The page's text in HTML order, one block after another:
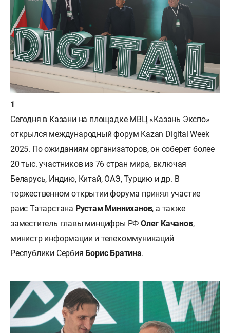
Сегодня в Казани на площадке МВЦ «Казань Экспо»
открылся международный форум Kazan Digital Week
2025. По ожиданиям организаторов, он соберет более
20 тыс. участников из 76 стран мира, включая
Беларусь, Индию, Китай, ОАЭ, Турцию и др. В
торжественном открытии форума принял участие
раис Татарстана Рустам Минниханов, а также
заместитель главы минцифры РФОлег Качанов,
министр информации и телекоммуникаций
Республики Сербия Борис Братина.